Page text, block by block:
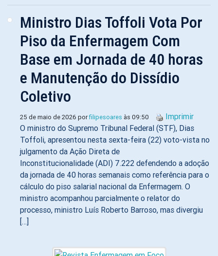
Ministro Dias Toffoli Vota Por
Piso da Enfermagem Com
Base em Jornada de 40 horas
e Manutenção do Dissídio
Coletivo
25 de maio de 2026 porfilipesoares às 09:50
Imprimir
O ministro do Supremo Tribunal Federal (STF), Dias
Toffoli, apresentou nesta sexta-feira (22) voto-vista no
julgamento da Ação Direta de
Inconstitucionalidade (ADI) 7.222 defendendo a adoção
da jornada de 40 horas semanais como referência para o
cálculo do piso salarial nacional da Enfermagem. O
ministro acompanhou parcialmente o relator do
processo, ministro Luís Roberto Barroso, mas divergiu
[…]